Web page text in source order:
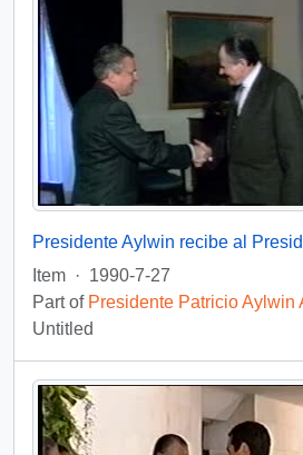
Item · 1990-7-27
Part of Presidente Patricio Aylwin
Untitled